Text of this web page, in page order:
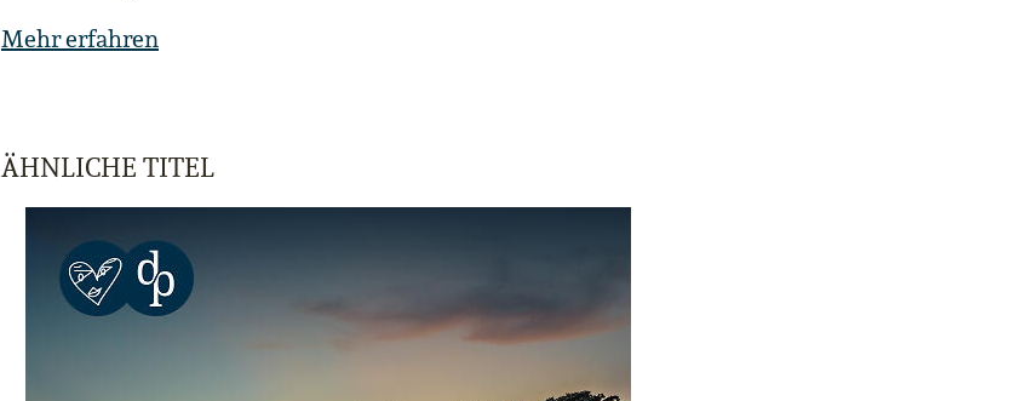
Mehr erfahren
ÄHNLICHE TITEL